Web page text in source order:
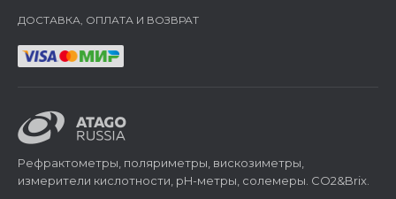
ДОСТАВКА, ОПЛАТА И ВОЗВРАТ
Рефрактометры, поляриметры, вискозиметры,
измерители кислотности, pH-метры, солемеры. CO2&Brix.